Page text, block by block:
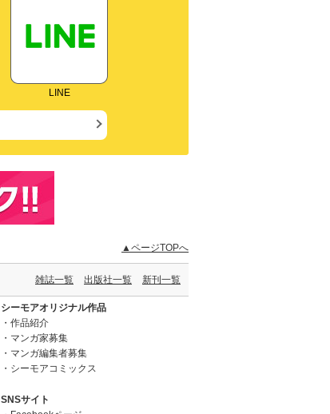
LINE
▲ページTOPへ
雑誌一覧 出版社一覧 新刊一覧
シーモアオリジナル作品
作品紹介
マンガ家募集
マンガ編集者募集
シーモアコミックス
SNSサイト